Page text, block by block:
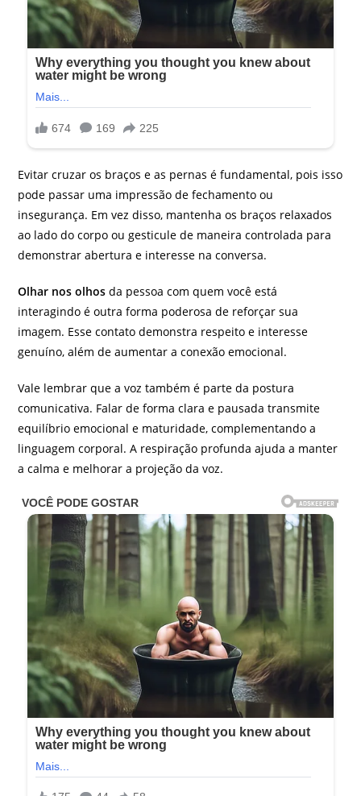
Evitar cruzar os braços e as pernas é fundamental, pois isso
pode passar uma impressão de fechamento ou
insegurança. Em vez disso, mantenha os braços relaxados
ao lado do corpo ou gesticule de maneira controlada para
demonstrar abertura e interesse na conversa.
Olhar nos olhos da pessoa com quem você está
interagindo é outra forma poderosa de reforçar sua
imagem. Esse contato demonstra respeito e interesse
genuíno, além de aumentar a conexão emocional.
Vale lembrar que a voz também é parte da postura
comunicativa. Falar de forma clara e pausada transmite
equilíbrio emocional e maturidade, complementando a
linguagem corporal. A respiração profunda ajuda a manter
a calma e melhorar a projeção da voz.